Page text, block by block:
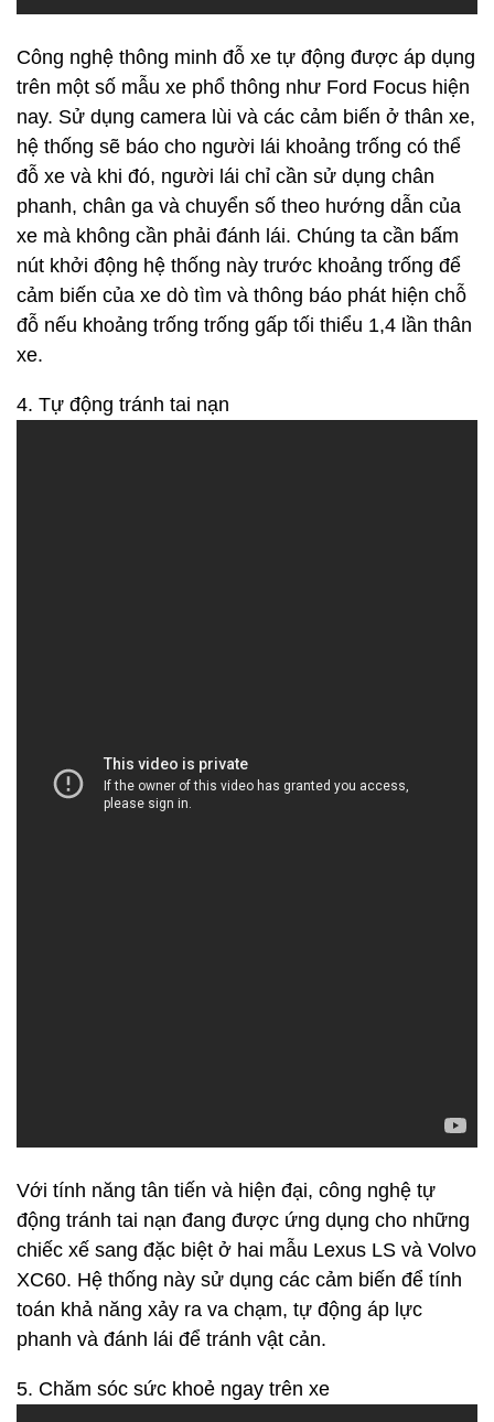
Công nghệ thông minh đỗ xe tự động được áp dụng
trên một số mẫu xe phổ thông như Ford Focus hiện
nay. Sử dụng camera lùi và các cảm biến ở thân xe,
hệ thống sẽ báo cho người lái khoảng trống có thể
đỗ xe và khi đó, người lái chỉ cần sử dụng chân
phanh, chân ga và chuyển số theo hướng dẫn của
xe mà không cần phải đánh lái. Chúng ta cần bấm
nút khởi động hệ thống này trước khoảng trống để
cảm biến của xe dò tìm và thông báo phát hiện chỗ
đỗ nếu khoảng trống trống gấp tối thiểu 1,4 lần thân
xe.
4. Tự động tránh tai nạn
Với tính năng tân tiến và hiện đại, công nghệ tự
động tránh tai nạn đang được ứng dụng cho những
chiếc xế sang đặc biệt ở hai mẫu Lexus LS và Volvo
XC60. Hệ thống này sử dụng các cảm biến để tính
toán khả năng xảy ra va chạm, tự động áp lực
phanh và đánh lái để tránh vật cản.
5. Chăm sóc sức khoẻ ngay trên xe